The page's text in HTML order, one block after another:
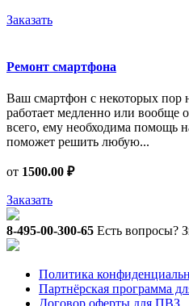
Заказать
Ремонт смартфона
Ваш смартфон с некоторых пор
работает медленно или вообще
всего, ему необходима помощь
поможет решить любую...
от 1500.00 ₽
Заказать
8-495-00-300-65 Есть вопросы?
Политика
Партнёрская программа
Договор оферты для ПВЗ